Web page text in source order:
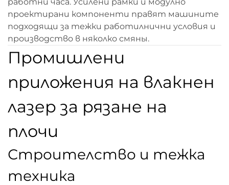
проектирани компоненти правят машините
подходящи за тежки работилнични условия и
производство в няколко смяны.
Промишлени
приложения на влакнен
лазер за рязане на
плочи
Строителство и тежка
техника